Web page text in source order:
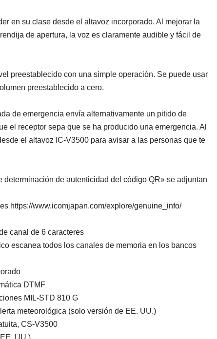
en su clase desde el altavoz incorporado. Al mejorar la
de apertura, la voz es claramente audible y fácil de
preestablecido con una simple operación. Se puede usar
preestablecido a cero.
de emergencia envía alternativamente un pitido de
el receptor sepa que se ha producido una emergencia. Al
el altavoz IC-V3500 para avisar a las personas que te
de autenticidad del código QR» se adjuntan
https://www.icomjapan.com/explore/genuine_info/
canal de 6 caracteres
escanea todos los canales de memoria en los bancos
DTMF
MIL-STD 810 G
meteorológica (solo versión de EE. UU.)
CS-V3500
UU.)